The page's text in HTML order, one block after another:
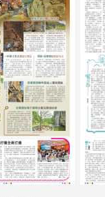
際
經
啟智
代
遊
風
樂